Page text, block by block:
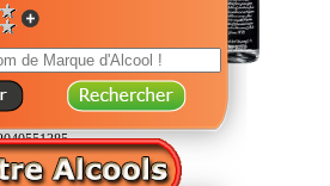
- Åhus
2014
Modéré